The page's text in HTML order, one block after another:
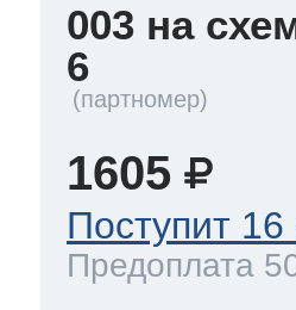
003 на
6
1605
Поступит
Предоплата